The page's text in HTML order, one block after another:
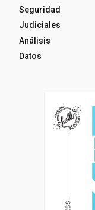
Seguridad
Judiciales
Análisis
Datos